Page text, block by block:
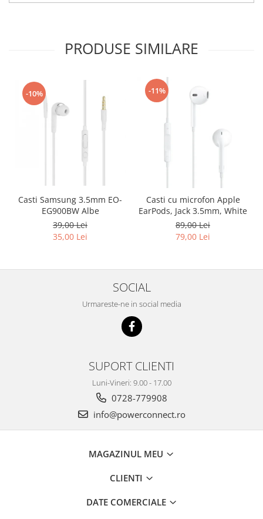
PRODUSE SIMILARE
-10%
Casti Samsung 3.5mm EO-
EG900BW Albe
39,00 Lei
35,00 Lei
-11%
Casti cu microfon Apple
EarPods, Jack 3.5mm, White
89,00 Lei
79,00 Lei
SOCIAL
Urmareste-ne in social media
SUPORT CLIENTI
Luni-Vineri: 9.00 - 17.00
0728-779908
info@powerconnect.ro
MAGAZINUL MEU
CLIENTI
DATE COMERCIALE